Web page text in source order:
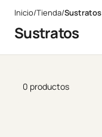
Inicio/Tienda/Sustratos
Sustratos
0 productos